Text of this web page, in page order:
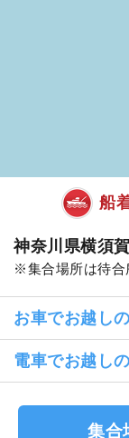
船
神奈川県横須
集合場所は待合
お車でお越し
電車でお越し
集合